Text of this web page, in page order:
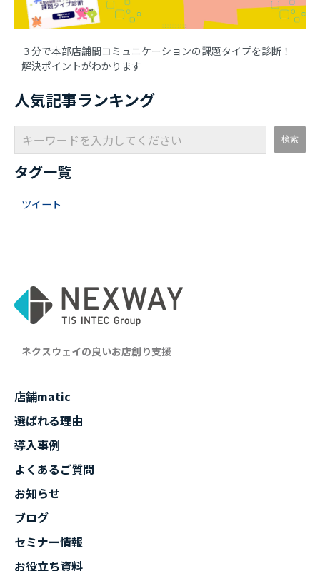
３分で本部店舗間コミュニケーションの課題タイプを診断！
解決ポイントがわかります
人気記事ランキング
タグ一覧
ツイート
ネクスウェイの良いお店創り支援
店舗matic
選ばれる理由
導入事例
よくあるご質問
お知らせ
ブログ
セミナー情報
お役立ち資料